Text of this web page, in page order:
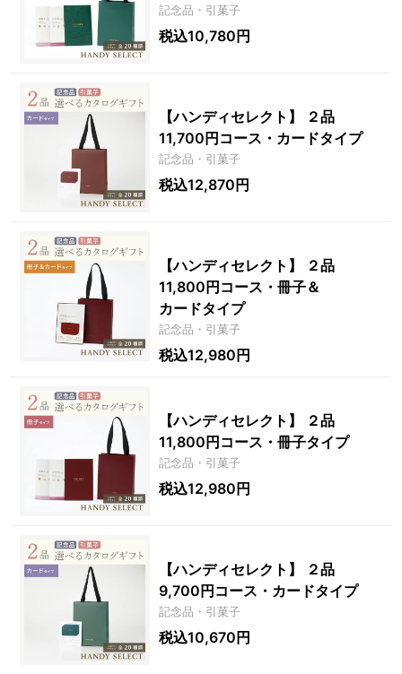
記念品・引菓子
税込10,780円
【ハンディセレクト】 ２品
11,700円コース・カードタイプ
記念品・引菓子
税込12,870円
【ハンディセレクト】 ２品
11,800円コース・冊子＆
カードタイプ
記念品・引菓子
税込12,980円
【ハンディセレクト】 ２品
11,800円コース・冊子タイプ
記念品・引菓子
税込12,980円
【ハンディセレクト】 ２品
9,700円コース・カードタイプ
記念品・引菓子
税込10,670円